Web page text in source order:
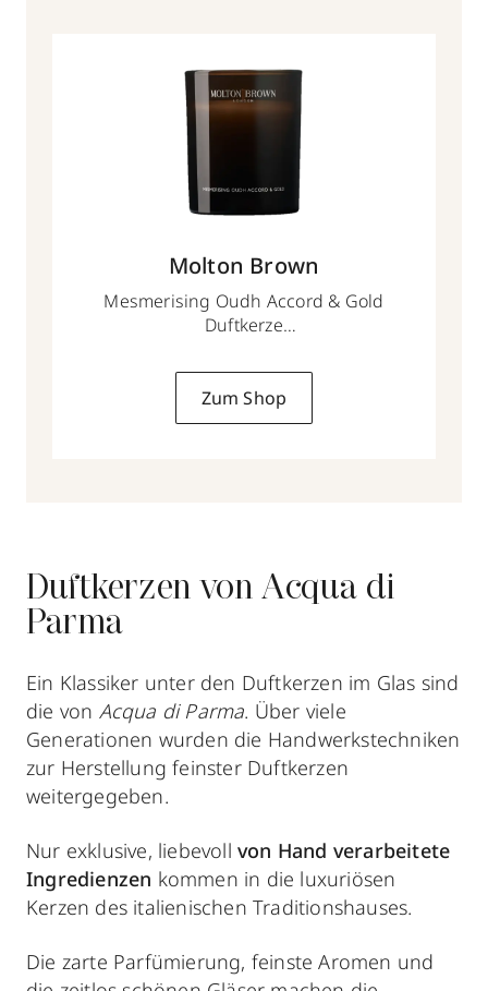
Molton Brown
Mesmerising Oudh Accord & Gold
Duftkerze
Zum Shop
Duftkerzen von Acqua di
Parma
Ein Klassiker unter den Duftkerzen im Glas sind
die von Acqua di Parma. Über viele
Generationen wurden die Handwerkstechniken
zur Herstellung feinster Duftkerzen
weitergegeben.
Nur exklusive, liebevoll von Hand verarbeitete
Ingredienzen kommen in die luxuriösen
Kerzen des italienischen Traditionshauses.
Die zarte Parfümierung, feinste Aromen und